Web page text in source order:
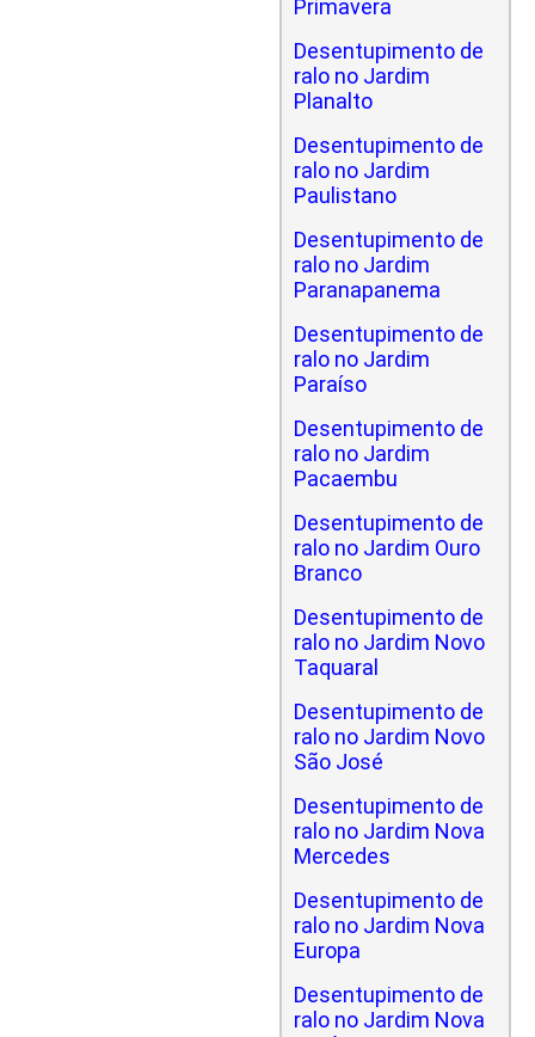
Primavera
Desentupimento de
ralo no Jardim
Planalto
Desentupimento de
ralo no Jardim
Paulistano
Desentupimento de
ralo no Jardim
Paranapanema
Desentupimento de
ralo no Jardim
Paraíso
Desentupimento de
ralo no Jardim
Pacaembu
Desentupimento de
ralo no Jardim Ouro
Branco
Desentupimento de
ralo no Jardim Novo
Taquaral
Desentupimento de
ralo no Jardim Novo
São José
Desentupimento de
ralo no Jardim Nova
Mercedes
Desentupimento de
ralo no Jardim Nova
Europa
Desentupimento de
ralo no Jardim Nova